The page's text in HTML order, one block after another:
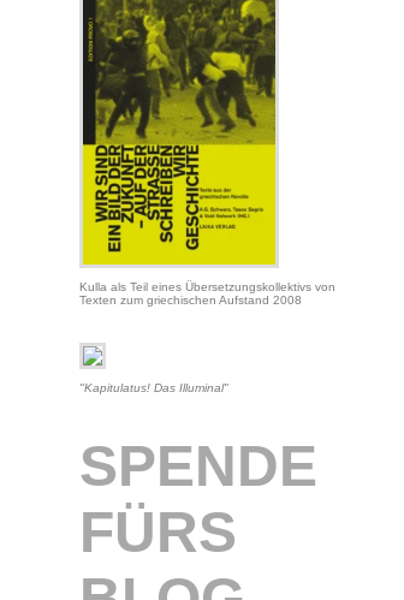
Kulla als Teil eines Übersetzungskollektivs von
Texten zum griechischen Aufstand 2008
"Kapitulatus! Das Illuminal"
SPENDE
FÜRS